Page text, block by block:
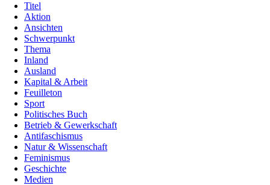
Titel
Aktion
Ansichten
Schwerpunkt
Thema
Inland
Ausland
Kapital & Arbeit
Feuilleton
Sport
Politisches Buch
Betrieb & Gewerkschaft
Antifaschismus
Natur & Wissenschaft
Feminismus
Geschichte
Medien